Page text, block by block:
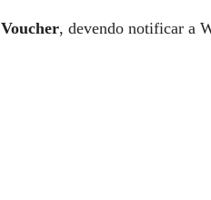
Voucher, devendo notificar a